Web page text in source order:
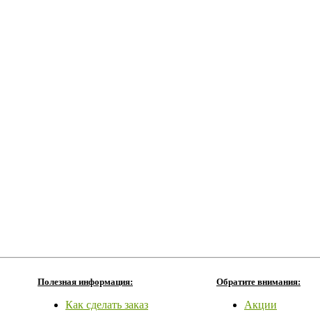
Полезная информация:
Как сделать заказ
Обратите внимания:
Акции